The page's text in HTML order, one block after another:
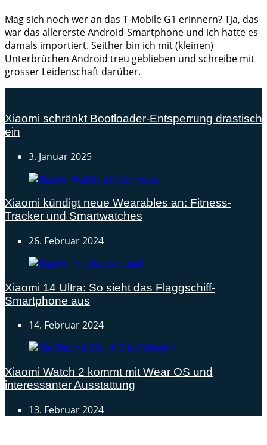
Mag sich noch wer an das T-Mobile G1 erinnern? Tja, das
war das allererste Android-Smartphone und ich hatte es
damals importiert. Seither bin ich mit (kleinen)
Unterbrüchen Android treu geblieben und schreibe mit
grosser Leidenschaft darüber.
Xiaomi schränkt Bootloader-Entsperrung drastisch
ein
3. Januar 2025
Xiaomi kündigt neue Wearables an: Fitness-
Tracker und Smartwatches
26. Februar 2024
Xiaomi 14 Ultra: So sieht das Flaggschiff-
Smartphone aus
14. Februar 2024
Xiaomi Watch 2 kommt mit Wear OS und
interessanter Ausstattung
13. Februar 2024